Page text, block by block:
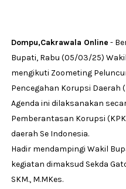
Dompu,Cakrawala Online -
Bupati, Rabu (05/03/25)
mengikuti Zoometing
Pencegahan Korupsi Daerah
Agenda ini dilaksanakan
Pemberantasan Korupsi
daerah Se Indonesia.
Hadir mendampingi Wakil
kegiatan dimaksud Sekda
SKM., M.MKes.